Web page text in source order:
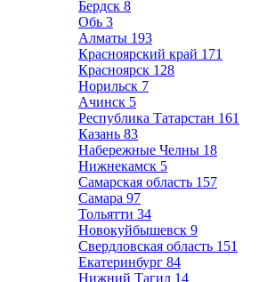
Бердск 8
Обь 3
Алматы 193
Красноярский край 171
Красноярск 128
Норильск 7
Ачинск 5
Республика Татарстан 161
Казань 83
Набережные Челны 18
Нижнекамск 5
Самарская область 157
Самара 97
Тольятти 34
Новокуйбышевск 9
Свердловская область 151
Екатеринбург 84
Нижний Тагил 14